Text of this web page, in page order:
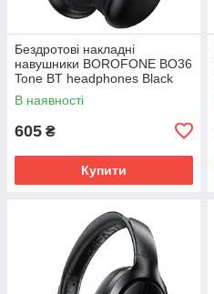
Бездротові накладні
навушники BOROFONE BO36
Tone BT headphones Black
В наявності
605 ₴
Купити